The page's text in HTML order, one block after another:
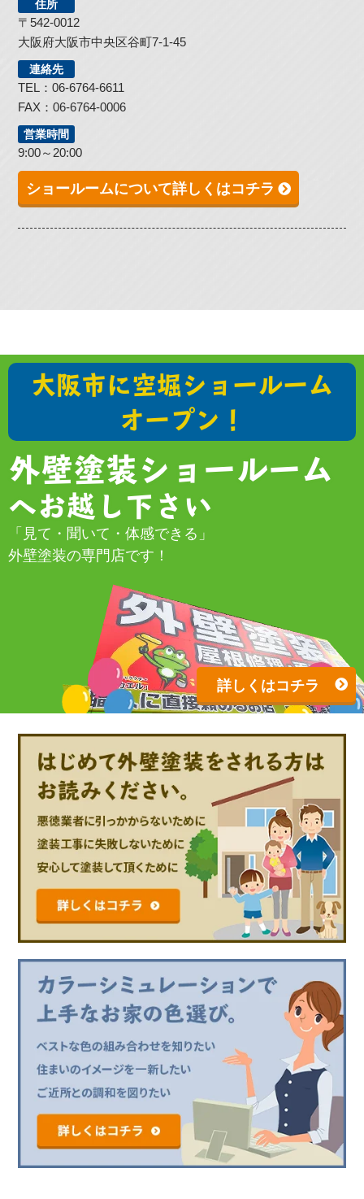
住所
〒542-0012
大阪府大阪市中央区谷町7-1-45
連絡先
TEL：06-6764-6611
FAX：06-6764-0006
営業時間
9:00～20:00
ショールームについて詳しくはコチラ
大阪市に空堀ショールーム
オープン！
外壁塗装ショールーム
へお越し下さい
「見て・聞いて・体感できる」
外壁塗装の専門店です！
詳しくはコチラ